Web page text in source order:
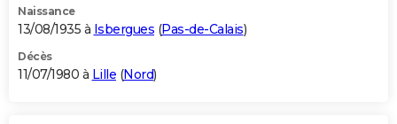
Naissance
13/08/1935 à Isbergues (Pas-de-Calais)
Décès
11/07/1980 à Lille (Nord)